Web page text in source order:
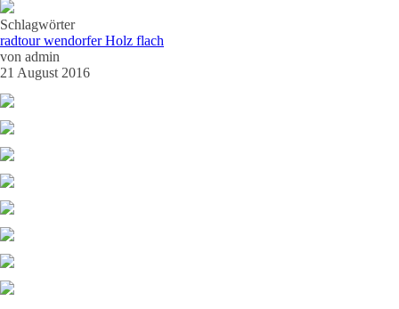
Schlagwörter
radtour wendorfer Holz flach
von admin
21 August 2016